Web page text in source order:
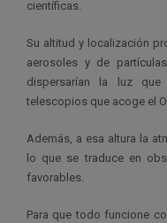
científicas.
Su altitud y localización
aerosoles y de
dispersarían la luz
telescopios que acoge el
Además, a esa altura la
lo que se traduce en
favorables.
Para que todo funcione